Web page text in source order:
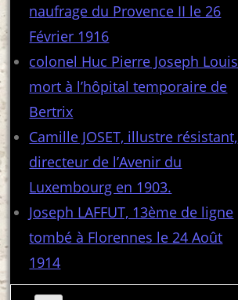
naufrage du Provence II le 26
Février 1916
colonel Huc Pierre Joseph Louis
mort à l’hôpital temporaire de
Bertrix
Camille JOSET, illustre résistant,
directeur de l’Avenir du
Luxembourg en 1903.
Joseph LAFFUT, 13ème de ligne
tombé à Florennes le 24 Août
1914